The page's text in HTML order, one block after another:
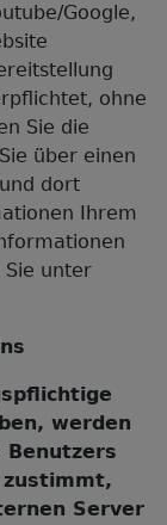
Google,
ohne
Sie die
über einen
dort
Ihrem
Sie unter
werden
Server